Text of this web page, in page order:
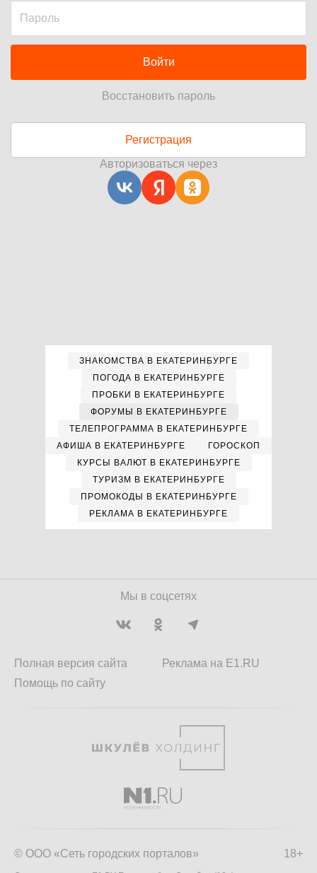
Войти
Восстановить пароль
Регистрация
Авторизоваться через
ЗНАКОМСТВА В ЕКАТЕРИНБУРГЕ
ПОГОДА В ЕКАТЕРИНБУРГЕ
ПРОБКИ В ЕКАТЕРИНБУРГЕ
ФОРУМЫ В ЕКАТЕРИНБУРГЕ
ТЕЛЕПРОГРАММА В ЕКАТЕРИНБУРГЕ
АФИША В ЕКАТЕРИНБУРГЕ
ГОРОСКОП
КУРСЫ ВАЛЮТ В ЕКАТЕРИНБУРГЕ
ТУРИЗМ В ЕКАТЕРИНБУРГЕ
ПРОМОКОДЫ В ЕКАТЕРИНБУРГЕ
РЕКЛАМА В ЕКАТЕРИНБУРГЕ
Мы в соцсетях
Полная версия сайта
Помощь по сайту
Реклама на E1.RU
18+
© ООО «Сеть городских порталов»